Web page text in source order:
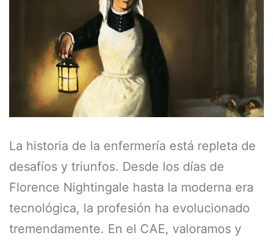
La historia de la enfermería está repleta de
desafíos y triunfos. Desde los días de
Florence Nightingale hasta la moderna era
tecnológica, la profesión ha evolucionado
tremendamente. En el CAE, valoramos y